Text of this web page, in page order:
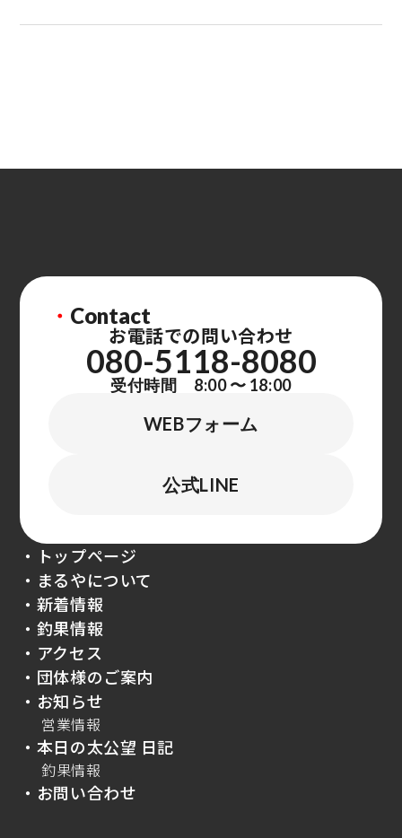
・ Contact
お電話での問い合わせ
080-5118-8080
受付時間 8:00 〜 18:00
WEBフォーム
公式LINE
・トップページ
・まるやについて
・新着情報
・釣果情報
・アクセス
・団体様のご案内
・お知らせ
営業情報
・本日の太公望 日記
釣果情報
・お問い合わせ